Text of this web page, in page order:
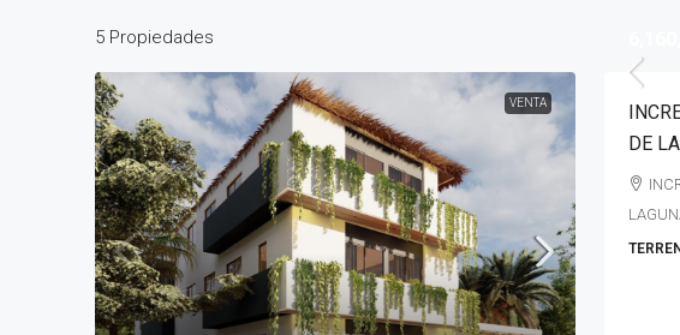
5 Propiedades
VENTA
DE